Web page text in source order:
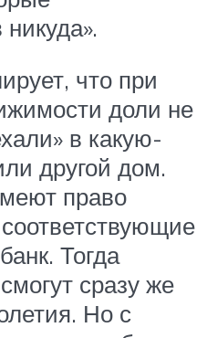
что при
доли не
в какую-
другой дом.
право
Тогда
сразу же
Но с